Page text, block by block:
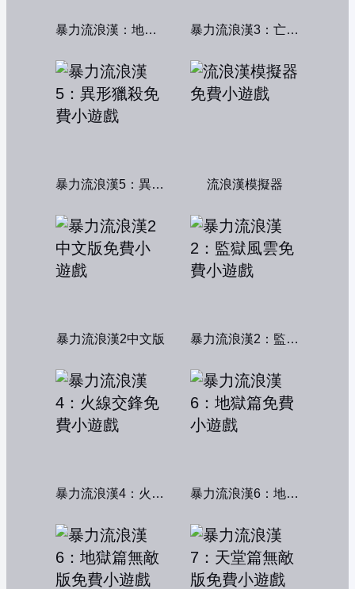
暴力流浪漢：地下秩序 暴力流浪漢3：亡命之徒
暴力流浪漢5：異形獵殺 流浪漢模擬器
暴力流浪漢2中文版 暴力流浪漢2：監獄風雲
暴力流浪漢4：火線交鋒 暴力流浪漢6：地獄篇